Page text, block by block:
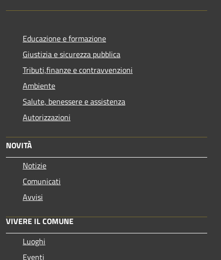
Educazione e formazione
Giustizia e sicurezza pubblica
Tributi,finanze e contravvenzioni
Ambiente
Salute, benessere e assistenza
Autorizzazioni
NOVITÀ
Notizie
Comunicati
Avvisi
VIVERE IL COMUNE
Luoghi
Eventi